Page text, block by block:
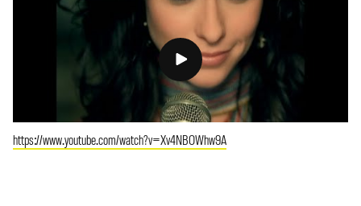
https://www.youtube.com/watch?v=Xv4NBOWhw9A